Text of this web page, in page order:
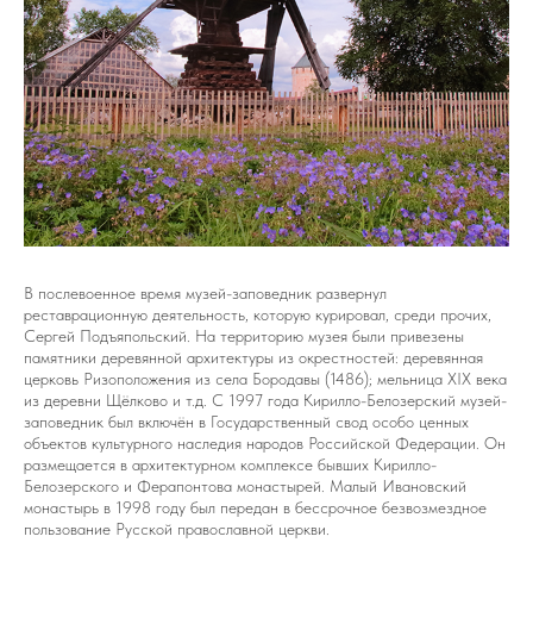
В послевоенное время музей-заповедник развернул
реставрационную деятельность, которую курировал, среди прочих,
Сергей Подъяпольский. На территорию музея были привезены
памятники деревянной архитектуры из окрестностей: деревянная
церковь Ризоположения из села Бородавы (1486); мельница XIX века
из деревни Щёлково и т.д. С 1997 года Кирилло-Белозерский музей-
заповедник был включён в Государственный свод особо ценных
объектов культурного наследия народов Российской Федерации. Он
размещается в архитектурном комплексе бывших Кирилло-
Белозерского и Ферапонтова монастырей. Малый Ивановский
монастырь в 1998 году был передан в бессрочное безвозмездное
пользование Русской православной церкви.